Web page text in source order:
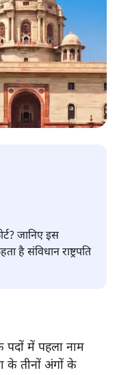
जानिए इस
है संविधान राष्ट्रपति
पदों में पहला नाम
के तीनों अंगों के